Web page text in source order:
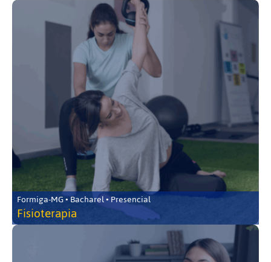
Formiga-MG • Bacharel • Presencial
Fisioterapia